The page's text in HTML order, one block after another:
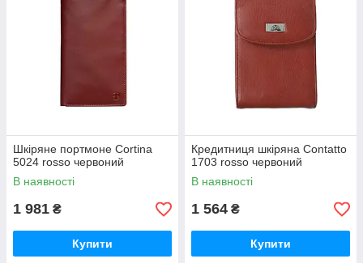
Шкіряне портмоне Cortina
5024 rosso червоний
В наявності
1 981 ₴
Купити
Кредитниця шкіряна Contatto
1703 rosso червоний
В наявності
1 564 ₴
Купити